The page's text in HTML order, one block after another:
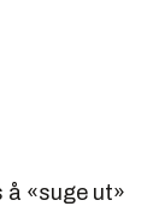
å «suge ut»